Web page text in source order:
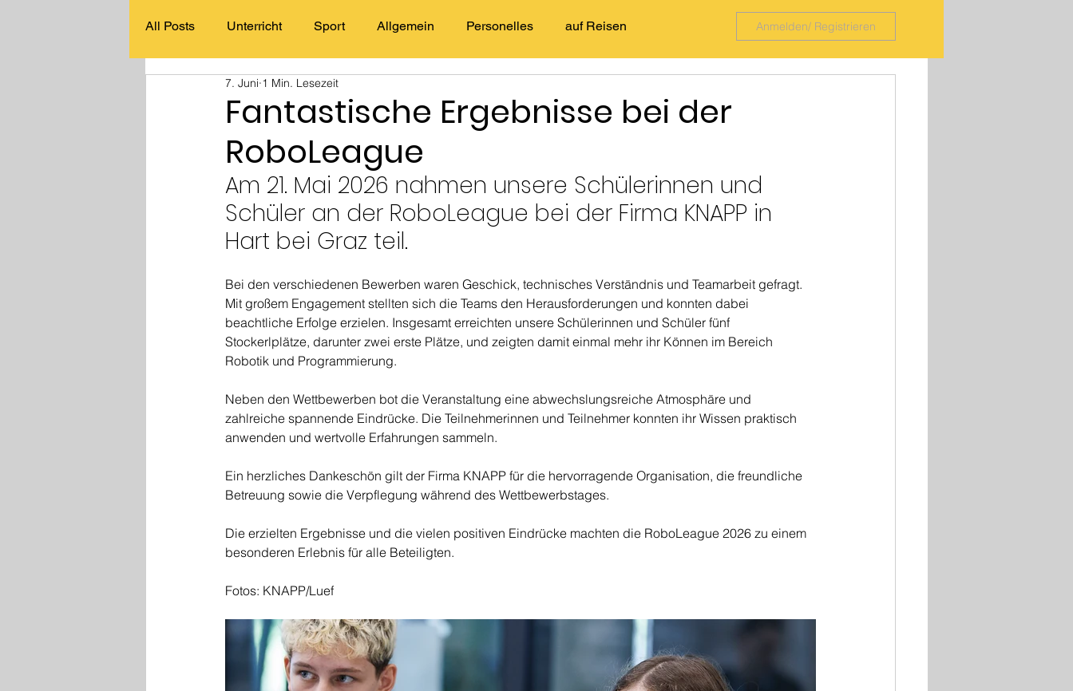
All Posts Unterricht Sport Allgemein Personelles auf Reisen Anmelden/ Registrieren
Fantastische Ergebnisse bei der
RoboLeague
7. Juni 1 Min. Lesezeit
Am 21. Mai 2026 nahmen unsere Schülerinnen und
Schüler an der RoboLeague bei der Firma KNAPP in
Hart bei Graz teil.
Bei den verschiedenen Bewerben waren Geschick, technisches Verständnis und Teamarbeit gefragt.
Mit großem Engagement stellten sich die Teams den Herausforderungen und konnten dabei
beachtliche Erfolge erzielen. Insgesamt erreichten unsere Schülerinnen und Schüler fünf
Stockerlplätze, darunter zwei erste Plätze, und zeigten damit einmal mehr ihr Können im Bereich
Robotik und Programmierung.
Neben den Wettbewerben bot die Veranstaltung eine abwechslungsreiche Atmosphäre und
zahlreiche spannende Eindrücke. Die Teilnehmerinnen und Teilnehmer konnten ihr Wissen praktisch
anwenden und wertvolle Erfahrungen sammeln.
Ein herzliches Dankeschön gilt der Firma KNAPP für die hervorragende Organisation, die freundliche
Betreuung sowie die Verpflegung während des Wettbewerbstages.
Die erzielten Ergebnisse und die vielen positiven Eindrücke machten die RoboLeague 2026 zu einem
besonderen Erlebnis für alle Beteiligten.
Fotos: KNAPP/Luef